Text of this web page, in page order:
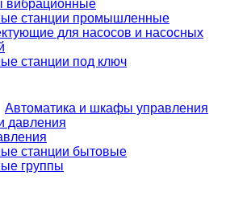
вибрационные
станции промышленные
для насосов и насосных
станции под ключ
Автоматика и шкафы управления
давления
станции бытовые
группы